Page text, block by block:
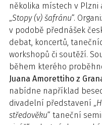
několika místech v
„Stopy (v) šafránu“.
v podobě přednášek
debat, koncertů,
workshopů či soutěží.
během kterého
Juana Amorettiho z
nabídne například
divadelní představení „
středověku“ taneční